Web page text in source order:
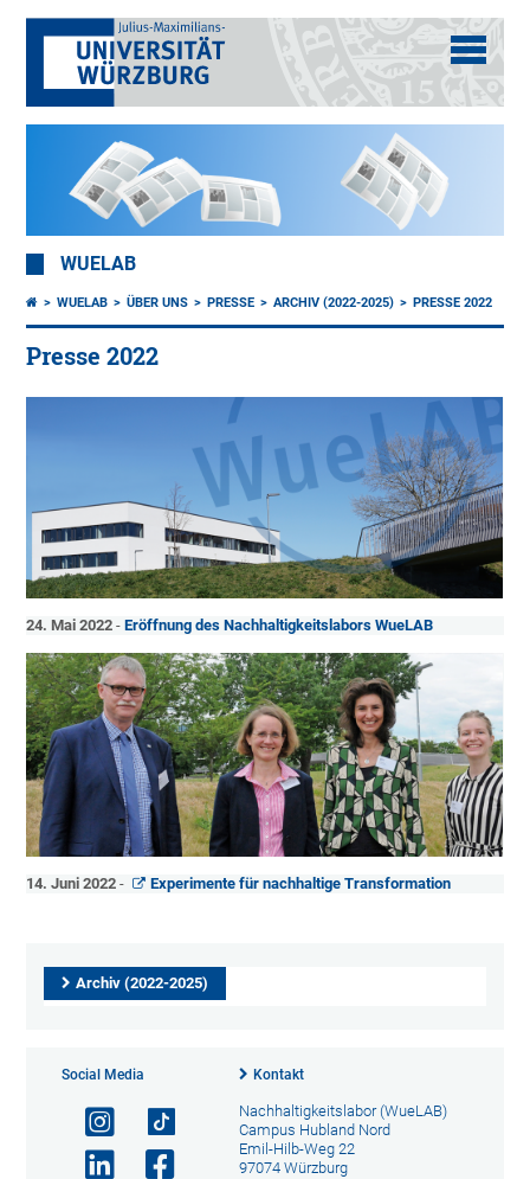
WUELAB
WUELAB ÜBER UNS PRESSE ARCHIV (2022-2025) PRESSE 2022
Presse 2022
24. Mai 2022 -Eröffnung des Nachhaltigkeitslabors WueLAB
14. Juni 2022 - Experimente für nachhaltige Transformation
Archiv (2022-2025)
Social Media Kontakt
Nachhaltigkeitslabor (WueLAB)
Campus Hubland Nord
Emil-Hilb-Weg 22
97074 Würzburg